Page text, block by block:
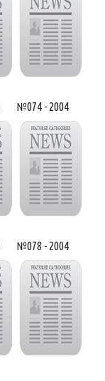
№074 - 2004
№078 - 2004